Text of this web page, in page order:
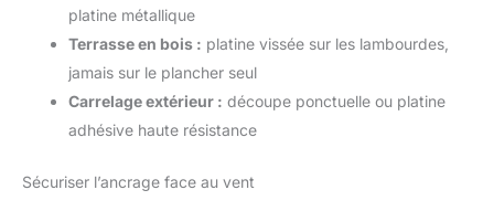
platine métallique
Terrasse en bois : platine vissée sur les lambourdes,
jamais sur le plancher seul
Carrelage extérieur : découpe ponctuelle ou platine
adhésive haute résistance
Sécuriser l’ancrage face au vent